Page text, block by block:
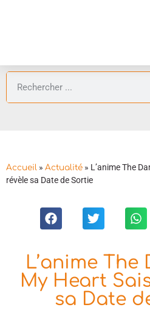
Accueil » Actualité » L’anime The
révèle sa Date de Sortie
L’anime The
My Heart
sa Date